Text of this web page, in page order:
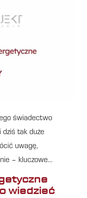
świadectwo
dziś tak duże
uwagę,
– kluczowe…
wiedzieć